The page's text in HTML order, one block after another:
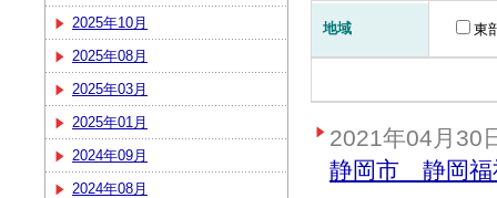
2025年10月
2025年08月
2025年03月
2025年01月
2024年09月
2024年08月
地域 東
2021年04月30
静岡市 静岡福